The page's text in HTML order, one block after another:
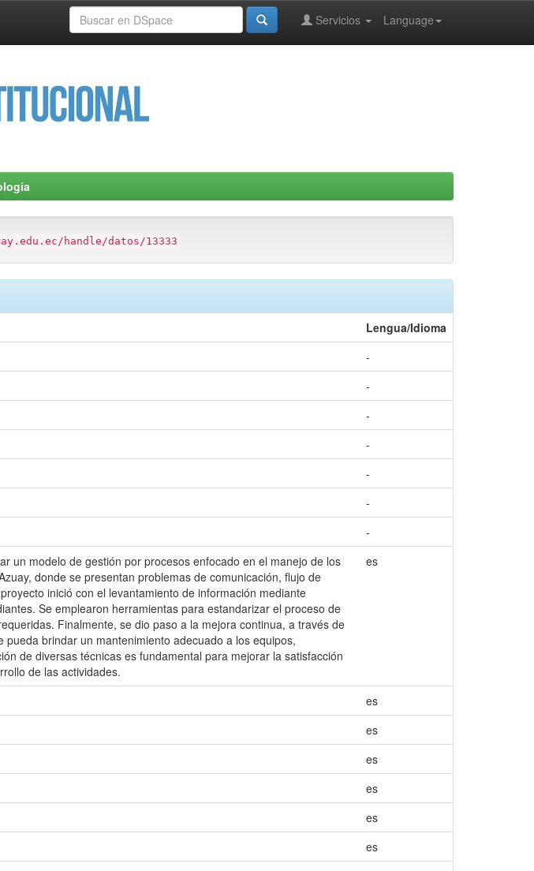
Language
Servicios
handle/datos/13333
Lengua/Idioma
-
-
-
-
-
-
-
un modelo de gestión por procesos enfocado en el manejo de los
donde se presentan problemas de comunicación, flujo de
inició con el levantamiento de información mediante
Se emplearon herramientas para estandarizar el proceso de
Finalmente, se dio paso a la mejora continua, a través de
brindar un mantenimiento adecuado a los equipos,
de diversas técnicas es fundamental para mejorar la satisfacción
de las actividades.
es
es
es
es
es
es
es